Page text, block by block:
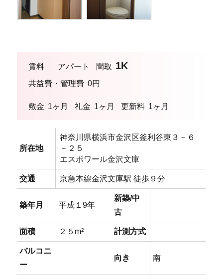
賃料 アパート 間取 1K
共益費・管理費 0円
敷金 1ヶ月 礼金 1ヶ月 更新料 1ヶ月
所在地
神奈川県横浜市金沢区釜利谷東３－６
－２５
エスポワール金沢文庫
交通 京急本線金沢文庫駅 徒歩９分
築年月 平成１9年
新築/中
古
面積 ２５m² 計測方式
バルコニ
ー
向き 南